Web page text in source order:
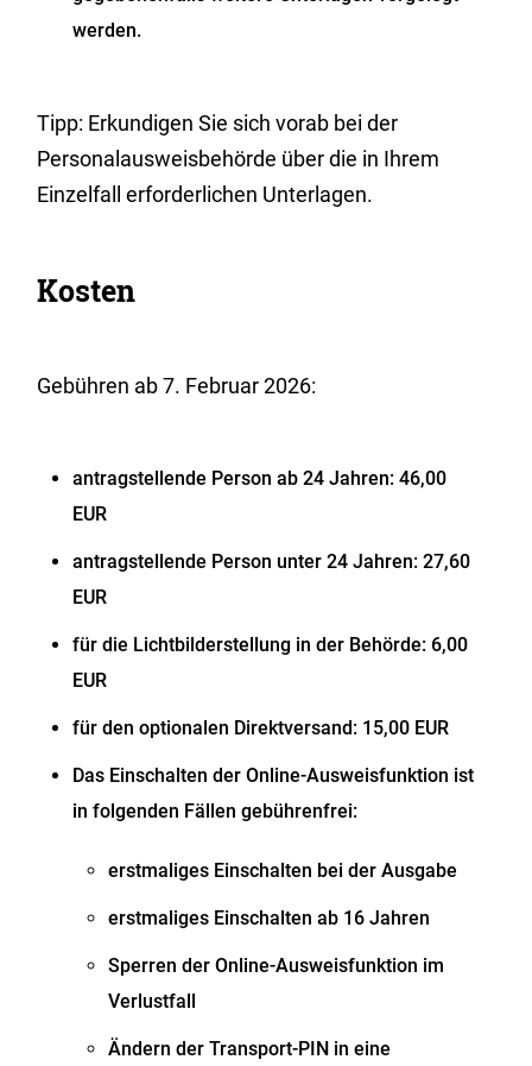
werden.
Tipp: Erkundigen Sie sich vorab bei der
Personalausweisbehörde über die in Ihrem
Einzelfall erforderlichen Unterlagen.
Kosten
Gebühren ab 7. Februar 2026:
antragstellende Person ab 24 Jahren: 46,00
EUR
antragstellende Person unter 24 Jahren: 27,60
EUR
für die Lichtbilderstellung in der Behörde: 6,00
EUR
für den optionalen Direktversand: 15,00 EUR
Das Einschalten der Online-Ausweisfunktion ist
in folgenden Fällen gebührenfrei:
erstmaliges Einschalten bei der Ausgabe
erstmaliges Einschalten ab 16 Jahren
Sperren der Online-Ausweisfunktion im
Verlustfall
Ändern der Transport-PIN in eine